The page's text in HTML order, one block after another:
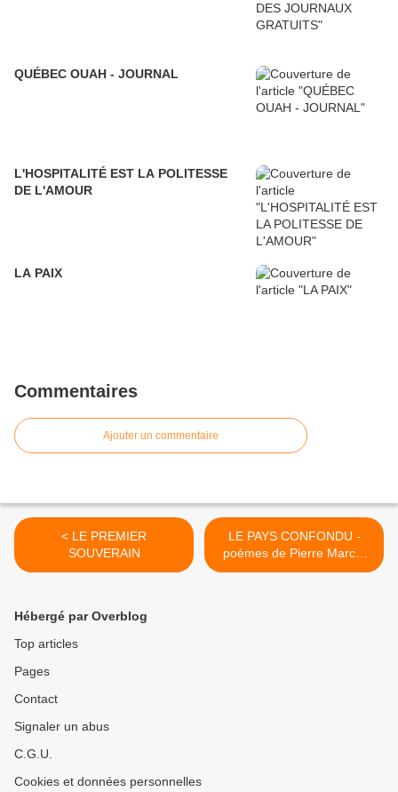
QUÉBEC OUAH - JOURNAL
L'HOSPITALITÉ EST LA POLITESSE
DE L'AMOUR
LA PAIX
Commentaires
Ajouter un commentaire
< LE PREMIER
SOUVERAIN
LE PAYS CONFONDU -
poèmes de Pierre Marcel
Montmory >
Hébergé par Overblog
Top articles
Pages
Contact
Signaler un abus
C.G.U.
Cookies et données personnelles